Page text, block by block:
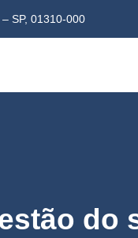
SP, 01310-000
do